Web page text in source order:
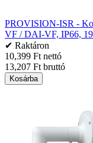
PROVISION-ISR -
VF / DAI-VF, IP66,
✔ Raktáron
10,399 Ft nettó
13,207 Ft bruttó
Kosárba